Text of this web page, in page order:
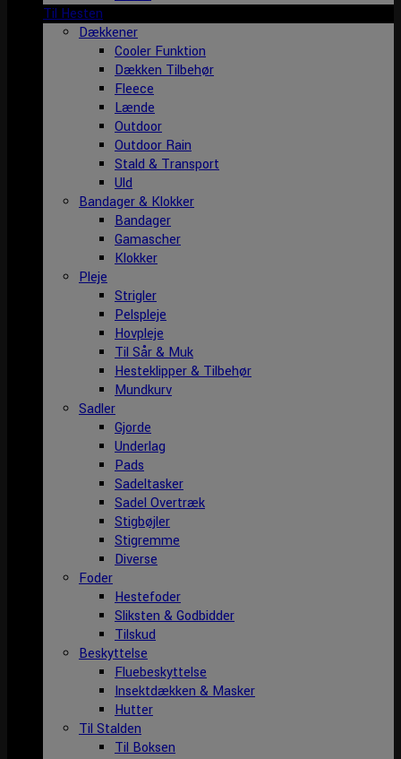
Til Hesten
Dækkener
Cooler Funktion
Dækken Tilbehør
Fleece
Lænde
Outdoor
Outdoor Rain
Stald & Transport
Uld
Bandager & Klokker
Bandager
Gamascher
Klokker
Pleje
Strigler
Pelspleje
Hovpleje
Til Sår & Muk
Hesteklipper & Tilbehør
Mundkurv
Sadler
Gjorde
Underlag
Pads
Sadeltasker
Sadel Overtræk
Stigbøjler
Stigremme
Diverse
Foder
Hestefoder
Sliksten & Godbidder
Tilskud
Beskyttelse
Fluebeskyttelse
Insektdækken & Masker
Hutter
Til Stalden
Til Boksen